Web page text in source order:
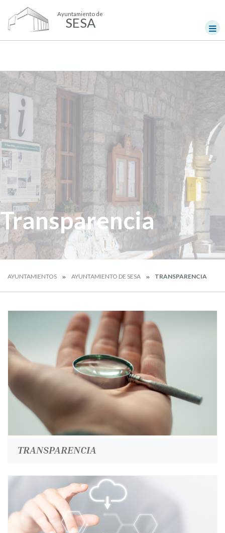
Ayuntamiento de
SESA
Transparencia
AYUNTAMIENTOS AYUNTAMIENTO DE SESA TRANSPARENCIA
TRANSPARENCIA